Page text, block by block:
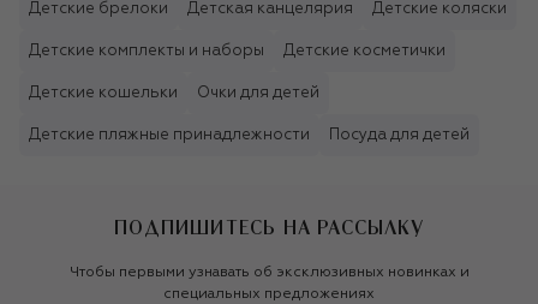
Детские брелоки Детская канцелярия Детские коляски
Детские комплекты и наборы Детские косметички
Детские кошельки Очки для детей
Детские пляжные принадлежности Посуда для детей
ПОДПИШИТЕСЬ НА РАССЫЛКУ
Чтобы первыми узнавать об эксклюзивных новинках и
специальных предложениях